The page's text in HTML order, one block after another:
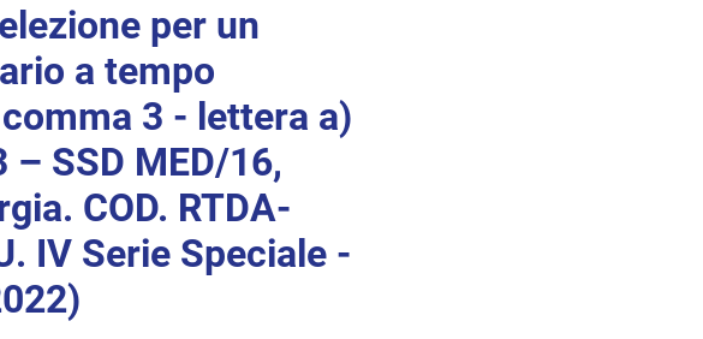
per un
a tempo
3 - lettera a)
SSD MED/16,
COD. RTDA-
IV Serie Speciale -